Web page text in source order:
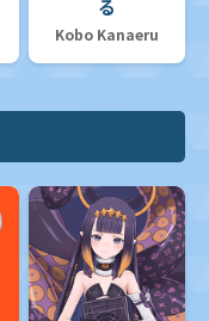
る
Kobo Kanaeru